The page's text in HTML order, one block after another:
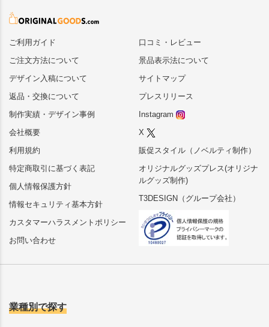
ご利用ガイド
ご注文方法について
デザイン入稿について
返品・交換について
制作実績・デザイン事例
会社概要
利用規約
特定商取引に基づく表記
個人情報保護方針
情報セキュリティ基本方針
カスタマーハラスメントポリシー
お問い合わせ
口コミ・レビュー
景品表示法について
サイトマップ
プレスリリース
Instagram
X
販促スタイル（ノベルティ制作）
オリジナルグッズプレス(オリジナ
ルグッズ制作)
T3DESIGN（グループ会社）
業種別で探す